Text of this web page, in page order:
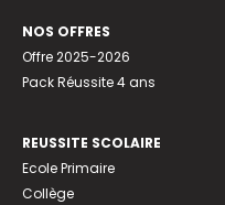
NOS OFFRES
Offre 2025-2026
Pack Réussite 4 ans
REUSSITE SCOLAIRE
Ecole Primaire
Collège